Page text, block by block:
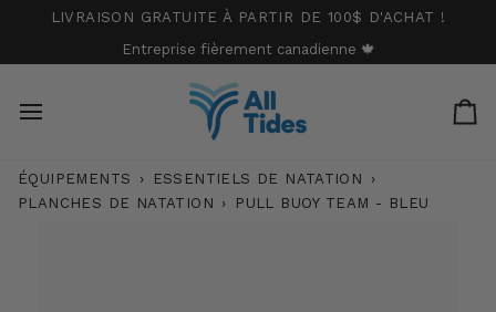
LIVRAISON GRATUITE À PARTIR DE 100$ D'ACHAT !
Entreprise fièrement canadienne 🍁
ÉQUIPEMENTS › ESSENTIELS DE NATATION
›
PLANCHES DE NATATION › PULL BUOY TEAM - BLEU